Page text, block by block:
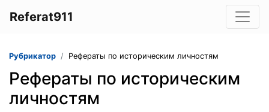
Referat911
Рубрикатор Рефераты по историческим личностям
Рефераты по историческим
личностям